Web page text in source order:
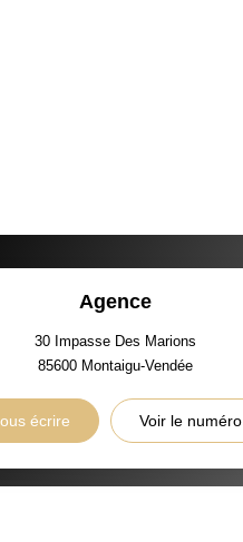
Agence
30 Impasse Des Marions
85600 Montaigu-Vendée
écrire Voir le numéro